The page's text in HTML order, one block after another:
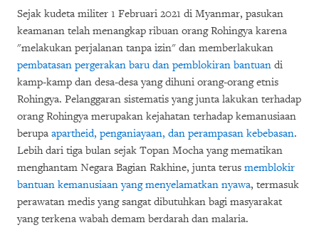
Sejak kudeta militer 1 Februari 2021 di Myanmar, pasukan
keamanan telah menangkap ribuan orang Rohingya karena
"melakukan perjalanan tanpa izin" dan memberlakukan
pembatasan pergerakan baru dan pemblokiran bantuan di
kamp-kamp dan desa-desa yang dihuni orang-orang etnis
Rohingya. Pelanggaran sistematis yang junta lakukan terhadap
orang Rohingya merupakan kejahatan terhadap kemanusiaan
berupa apartheid, penganiayaan, dan perampasan kebebasan.
Lebih dari tiga bulan sejak Topan Mocha yang mematikan
menghantam Negara Bagian Rakhine, junta terus memblokir
bantuan kemanusiaan yang menyelamatkan nyawa, termasuk
perawatan medis yang sangat dibutuhkan bagi masyarakat
yang terkena wabah demam berdarah dan malaria.